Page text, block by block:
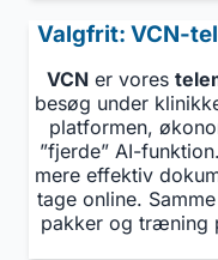
Valgfrit: VCN-
VCNer vores
besøg under
platformen,
”fjerde” AI-
mere effektiv
tage online.
pakker og træning